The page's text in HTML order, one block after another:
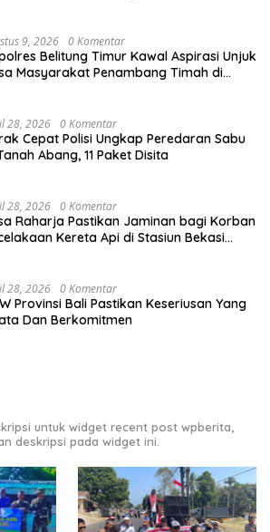
9, 2026 0 Komentar
Belitung Timur Kawal Aspirasi Unjuk
Masyarakat Penambang Timah di
28, 2026 0 Komentar
Cepat Polisi Ungkap Peredaran Sabu
Abang, 11 Paket Disita
28, 2026 0 Komentar
Raharja Pastikan Jaminan bagi Korban
Kereta Api di Stasiun Bekasi
28, 2026 0 Komentar
Provinsi Bali Pastikan Keseriusan Yang
Dan Berkomitmen
untuk widget recent post wpberita,
deskripsi pada widget ini.